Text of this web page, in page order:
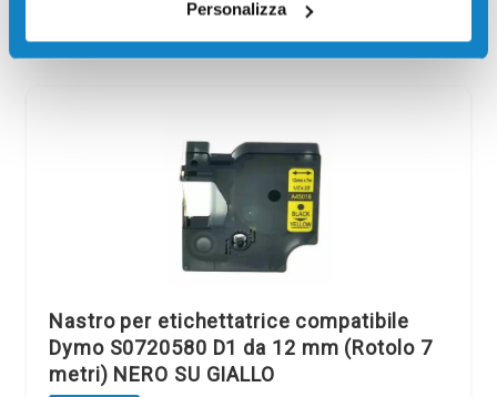
Personalizza
visualizzare l'offerta
Nastro per etichettatrice compatibile
Dymo S0720580 D1 da 12 mm (Rotolo 7
metri) NERO SU GIALLO